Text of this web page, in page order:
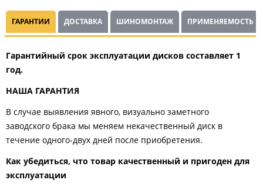
ГАРАНТИИ ДОСТАВКА ШИНОМОНТАЖ ПРИМЕНЯЕМОСТЬ
Гарантийный срок эксплуатации дисков составляет 1
год.
НАША ГАРАНТИЯ
В случае выявления явного, визуально заметного
заводского брака мы меняем некачественный диск в
течение одного-двух дней после приобретения.
Как убедиться, что товар качественный и пригоден для
эксплуатации